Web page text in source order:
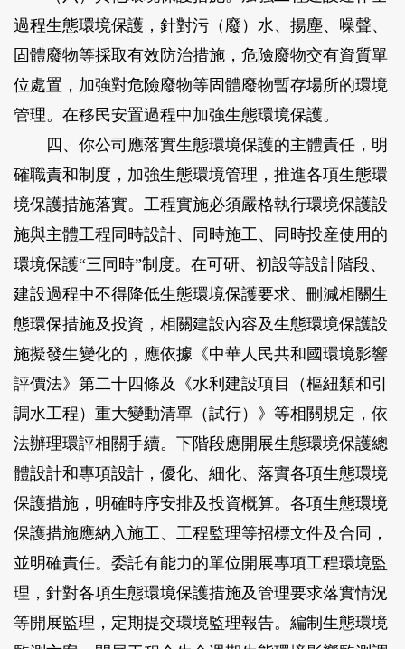
過程生態環境保護，針對污（廢）水、揚塵、噪聲、
固體廢物等採取有效防治措施，危險廢物交有資質單
位處置，加強對危險廢物等固體廢物暫存場所的環境
管理。在移民安置過程中加強生態環境保護。
四、你公司應落實生態環境保護的主體責任，明
確職責和制度，加強生態環境管理，推進各項生態環
境保護措施落實。工程實施必須嚴格執行環境保護設
施與主體工程同時設計、同時施工、同時投産使用的
環境保護“三同時”制度。在可研、初設等設計階段、
建設過程中不得降低生態環境保護要求、刪減相關生
態環保措施及投資，相關建設內容及生態環境保護設
施擬發生變化的，應依據《中華人民共和國環境影響
評價法》第二十四條及《水利建設項目（樞紐類和引
調水工程）重大變動清單（試行）》等相關規定，依
法辦理環評相關手續。下階段應開展生態環境保護總
體設計和專項設計，優化、細化、落實各項生態環境
保護措施，明確時序安排及投資概算。各項生態環境
保護措施應納入施工、工程監理等招標文件及合同，
並明確責任。委託有能力的單位開展專項工程環境監
理，針對各項生態環境保護措施及管理要求落實情況
等開展監理，定期提交環境監理報告。編制生態環境